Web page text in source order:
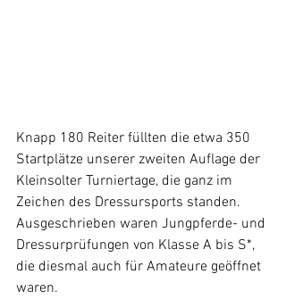
Knapp 180 Reiter füllten die etwa 350
Startplätze unserer zweiten Auflage der
Kleinsolter Turniertage, die ganz im
Zeichen des Dressursports standen.
Ausgeschrieben waren Jungpferde- und
Dressurprüfungen von Klasse A bis S*,
die diesmal auch für Amateure geöffnet
waren.